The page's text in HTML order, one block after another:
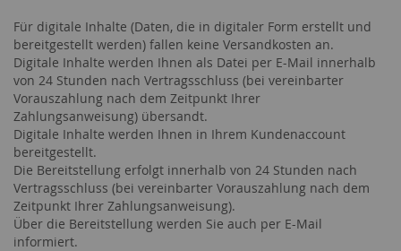
Für digitale Inhalte (Daten, die in digitaler Form erstellt und
bereitgestellt werden) fallen keine Versandkosten an.
Digitale Inhalte werden Ihnen als Datei per E-Mail innerhalb
von 24 Stunden nach Vertragsschluss (bei vereinbarter
Vorauszahlung nach dem Zeitpunkt Ihrer
Zahlungsanweisung) übersandt.
Digitale Inhalte werden Ihnen in Ihrem Kundenaccount
bereitgestellt.
Die Bereitstellung erfolgt innerhalb von 24 Stunden nach
Vertragsschluss (bei vereinbarter Vorauszahlung nach dem
Zeitpunkt Ihrer Zahlungsanweisung).
Über die Bereitstellung werden Sie auch per E-Mail
informiert.